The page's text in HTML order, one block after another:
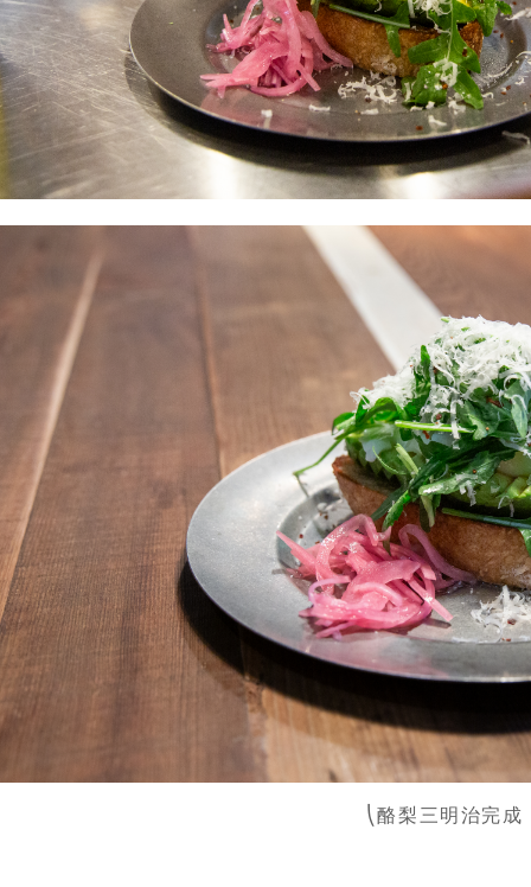
⎝酪梨三明治完成
①設定品牌的方針與定位：比方說我們接下來要新開的